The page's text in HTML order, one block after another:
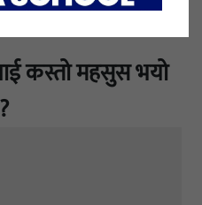
कस्तो महसुस भयो
?